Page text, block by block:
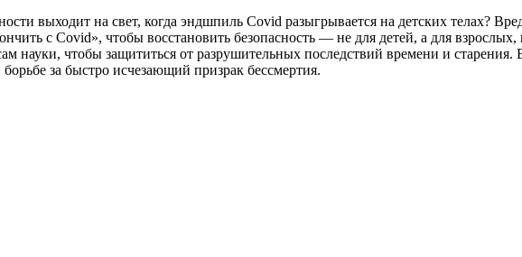
выходит на свет, когда эндшпиль Covid разыгрывается на детских телах?
с Covid», чтобы восстановить безопасность — не для детей, а для
науки, чтобы защититься от разрушительных последствий времени и
за быстро исчезающий призрак бессмертия.